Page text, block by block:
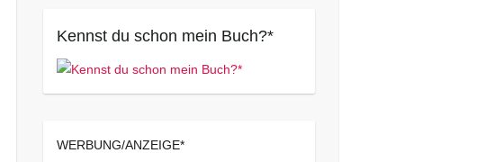
Kennst du schon mein Buch?*
WERBUNG/ANZEIGE*